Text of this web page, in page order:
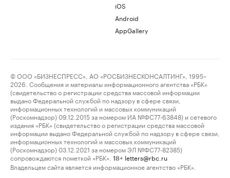
iOS
Android
AppGallery
© ООО «БИЗНЕСПРЕСС», АО «РОСБИЗНЕСКОНСАЛТИНГ», 1995–
2026. Сообщения и материалы информационного агентства «РБК»
(свидетельство о регистрации средства массовой информации
выдано Федеральной службой по надзору в сфере связи,
информационных технологий и массовых коммуникаций
(Роскомнадзор) 09.12.2015 за номером ИА №ФС77-63848) и сетевого
издания «РБК» (свидетельство о регистрации средства массовой
информации выдано Федеральной службой по надзору в сфере связи,
информационных технологий и массовых коммуникаций
(Роскомнадзор) 03.12.2021 за номером ЭЛ №ФС77-82385)
сопровождаются пометкой «РБК».
18+ letters@rbc.ru
Владельцем сайта является информационное агентство «РБК».